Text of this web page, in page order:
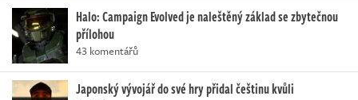
Halo: Campaign Evolved je naleštěný základ se zbytečnou
přílohou
43 komentářů
Japonský vývojář do své hry přidal češtinu kvůli